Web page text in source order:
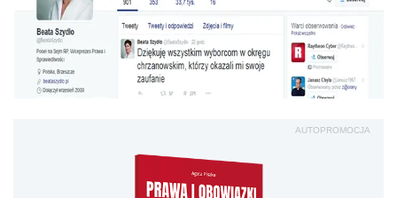
AUTOPROMOCJA